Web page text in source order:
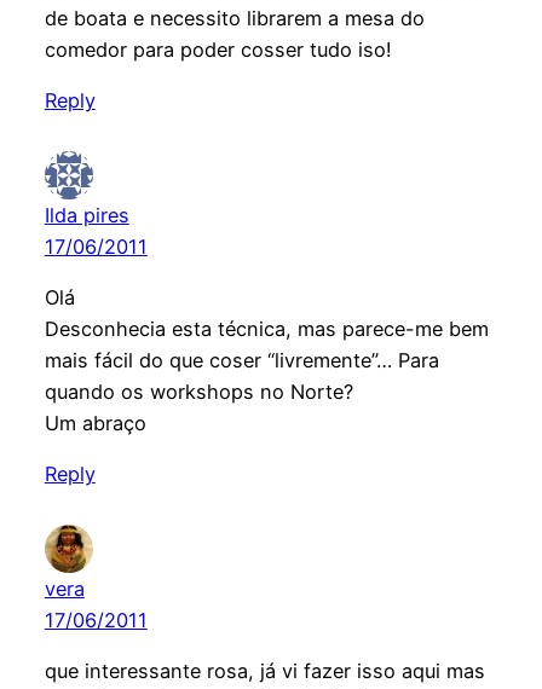
de boata e necessito librarem a mesa do
comedor para poder cosser tudo iso!
Reply
Ilda pires
17/06/2011
Olá
Desconhecia esta técnica, mas parece-me bem
mais fácil do que coser “livremente”… Para
quando os workshops no Norte?
Um abraço
Reply
vera
17/06/2011
que interessante rosa, já vi fazer isso aqui mas